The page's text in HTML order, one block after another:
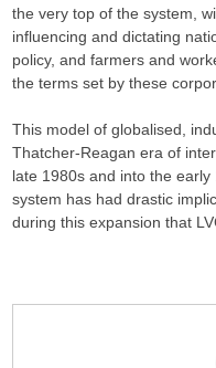
the very top of the system,
influencing and dictating
policy, and farmers and
the terms set by these
This model of globalised,
Thatcher-Reagan era of
late 1980s and into the early
system has had drastic
during this expansion that